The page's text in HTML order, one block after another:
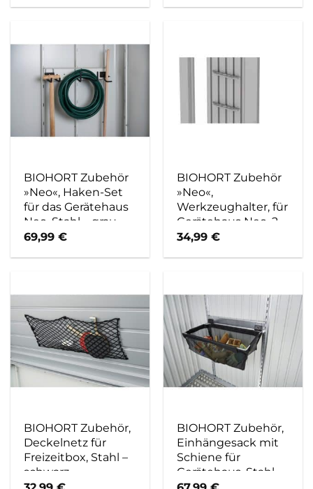
BIOHORT Zubehör
»Neo«, Haken-Set
für das Gerätehaus
Neo, Stahl – grau
69,99€
BIOHORT Zubehör
»Neo«,
Werkzeughalter, für
Gerätehaus Neo, 2
Stk., Stahl – grau
34,99€
BIOHORT Zubehör,
Deckelnetz für
Freizeitbox, Stahl –
schwarz
BIOHORT Zubehör,
Einhängesack mit
Schiene für
Gerätehaus, Stahl –